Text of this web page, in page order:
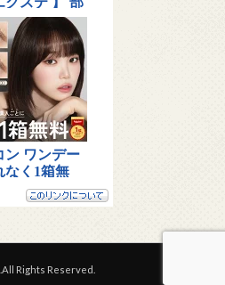
.All Rights Reserved.